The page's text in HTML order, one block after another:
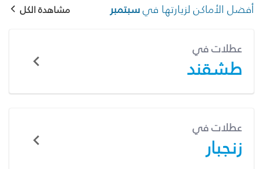
أفضل الأماكن لزيارتها فيسبتمبر مشاهدة الكل
عطلات في
طشقند
عطلات في
زنجبار